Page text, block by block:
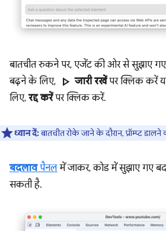
बातचीत रुकने पर, एजेंट की ओर से सुझाए
बढ़ने के लिए, play_arrow जारी रखेंपर क्लिक करें
लिए, रद्द करेंपर क्लिक करें.
ध्यान दें:बातचीत रोके जाने के दौरान, प्रॉम्प्ट
बदलावपैनलमें जाकर, कोड में सुझाए गए
सकती है.